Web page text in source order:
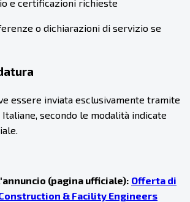
e certificazioni richieste
o dichiarazioni di servizio se
essere inviata esclusivamente tramite
secondo le modalità indicate
(pagina ufficiale): Offerta di
& Facility Engineers